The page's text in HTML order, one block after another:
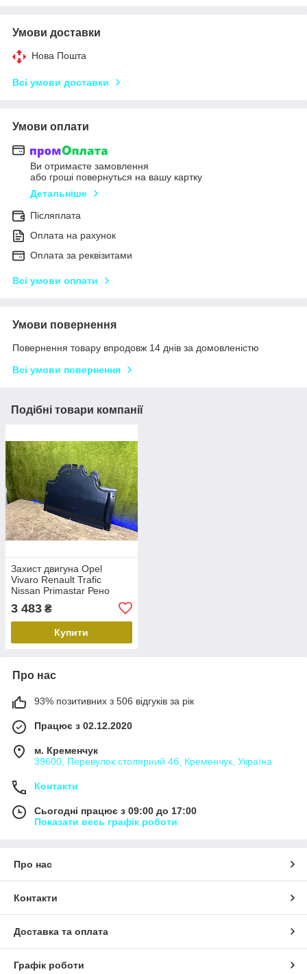
Умови доставки
Нова Пошта
Всі умови доставки
Умови оплати
Ви отримаєте замовлення
або гроші повернуться на вашу картку
Детальніше
Післяплата
Оплата на рахунок
Оплата за реквізитами
Всі умови оплати
Умови повернення
Повернення товару впродовж 14 днів за домовленістю
Всі умови повернення
Подібні товари компанії
Захист двигуна Opel
Vivaro Renault Trafic
Nissan Primastar Рено
Трафік 2001-2014 Захист
ДВЗ Рено Трафік
3 483 ₴
Купити
Про нас
93% позитивних з 506 відгуків за рік
Працює з 02.12.2020
м. Кременчук
39600, Перевулок столярний 4б, Кременчук, Україна
Контакти
Сьогодні працює з 09:00 до 17:00
Показати весь графік роботи
Про нас
Контакти
Доставка та оплата
Графік роботи